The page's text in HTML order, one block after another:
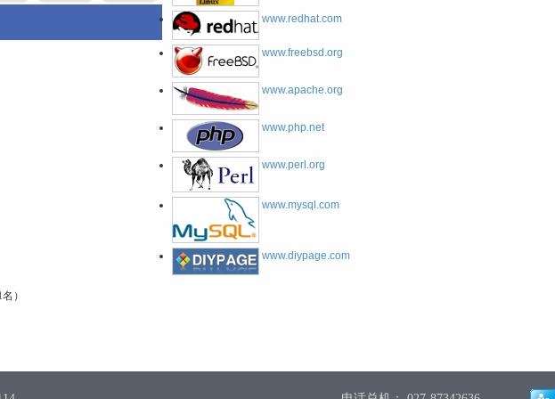
）
www.redhat.com
www.freebsd.org
www.apache.org
www.php.net
www.perl.org
www.mysql.com
www.diypage.com